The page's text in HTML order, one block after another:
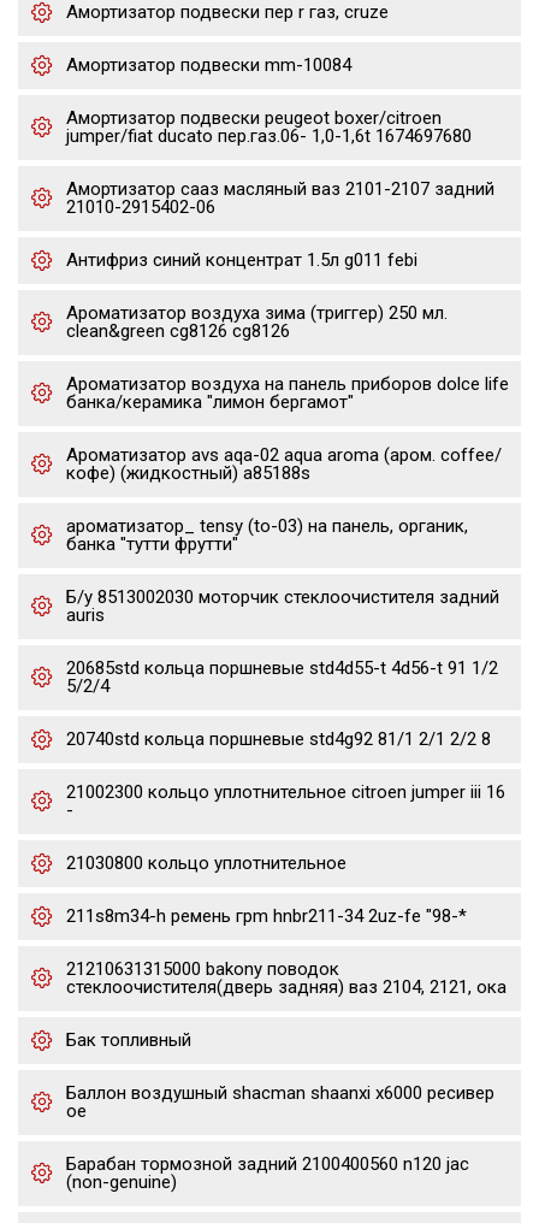
Амортизатор подвески пер r газ, cruze
Амортизатор подвески mm-10084
Амортизатор подвески peugeot boxer/citroen
jumper/fiat ducato пер.газ.06- 1,0-1,6t 1674697680
Амортизатор сааз масляный ваз 2101-2107 задний
21010-2915402-06
Антифриз синий концентрат 1.5л g011 febi
Ароматизатор воздуха зима (триггер) 250 мл.
clean&green cg8126 cg8126
Ароматизатор воздуха на панель приборов dolce life
банка/керамика "лимон бергамот"
Ароматизатор avs aqa-02 aqua aroma (аром. coffee/
кофе) (жидкостный) a85188s
ароматизатор_ tensy (to-03) на панель, органик,
банка "тутти фрутти"
Б/у 8513002030 моторчик стеклоочистителя задний
auris
20685std кольца поршневые std4d55-t 4d56-t 91 1/2
5/2/4
20740std кольца поршневые std4g92 81/1 2/1 2/2 8
21002300 кольцо уплотнительное citroen jumper iii 16
-
21030800 кольцо уплотнительное
211s8m34-h ремень грm hnbr211-34 2uz-fe "98-*
21210631315000 bakony поводок
стеклоочистителя(дверь задняя) ваз 2104, 2121, ока
Бак топливный
Баллон воздушный shacman shaanxi x6000 ресивер
oe
Барабан тормозной задний 2100400560 n120 jac
(non-genuine)